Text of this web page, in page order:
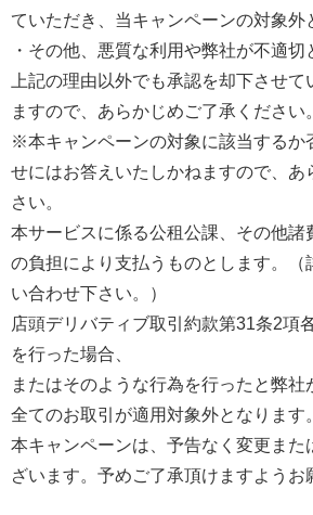
ていただき、当キャンペーンの対象外
・その他、悪質な利用や弊社が不適
上記の理由以外でも承認を却下させて
ますので、あらかじめご了承ください。
※本キャンペーンの対象に該当するか
せにはお答えいたしかねますので、あ
さい。
本サービスに係る公租公課、その他諸
の負担により支払うものとします。（
い合わせ下さい。）
店頭デリバティブ取引約款第31条2項
を行った場合、
またはそのような行為を行ったと弊社
全てのお取引が適用対象外となります。
本キャンペーンは、予告なく変更また
ざいます。予めご了承頂けますようお